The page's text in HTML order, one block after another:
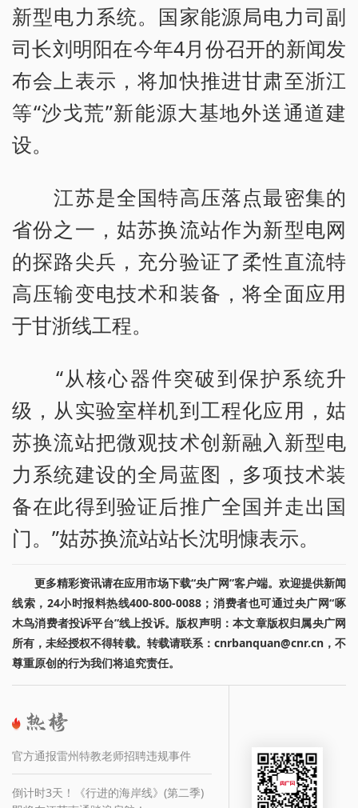
新型电力系统。国家能源局电力司副
司长刘明阳在今年4月份召开的新闻发
布会上表示，将加快推进甘肃至浙江
等“沙戈荒”新能源大基地外送通道建
设。
江苏是全国特高压落点最密集的
省份之一，姑苏换流站作为新型电网
的探路尖兵，充分验证了柔性直流特
高压输变电技术和装备，将全面应用
于甘浙线工程。
“从核心器件突破到保护系统升
级，从实验室样机到工程化应用，姑
苏换流站把微观技术创新融入新型电
力系统建设的全局蓝图，多项技术装
备在此得到验证后推广全国并走出国
门。”姑苏换流站站长沈明慷表示。
更多精彩资讯请在应用市场下载“央广网”客户端。欢迎提供新闻
线索，24小时报料热线400-800-0088；消费者也可通过央广网“啄
木鸟消费者投诉平台”线上投诉。版权声明：本文章版权归属央广网
所有，未经授权不得转载。转载请联系：cnrbanquan@cnr.cn，不
尊重原创的行为我们将追究责任。
官方通报雷州特教老师招聘违规事件
倒计时3天！《行进的海岸线》(第二季)